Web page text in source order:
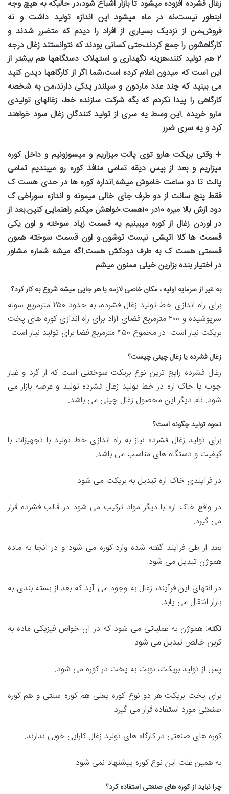
زغال فشرده افزوده میشود تا بازار اشباع شود،در حالیکه به هیچ وجه
اینطور نیست،نه در ماه میشود این اندازه تولید داشت و نه
فروش،من از نزدیک بسیاری از افراد را دیدم که متضرر شدند و
کارگاهشون را جمع کردند،حتی کسانی بودند که نتوانستند زغال درجه
۲ هم تولید کنند،هزینه نگهداری و استهلاک دستگاهها هم بیشتر از
این است که میدون اعلام کرده است،شما اگر از کارگاهها دیدن کنید
می بینید که چند عدد ماردون و سیلندر یدکی دارند،من به شخصه
کارگاهی را پیدا نکردم که بگه شرکت سازنده خط، زغالهای تولیدی
مارو خریده .این وسط یه سری از تولید کنندگان زغال سود خواهند
کرد و یه سری ضرر
+وقتی بریکت هارو توی پالت میزاریم و میسوزونیم و داخل کوره
میزاریم و بعد از بیس دیقه تمامی منافذ کوره رو میبندیم تمامی
پالت تا دو ساعت خاموش میشه.انداره کوره ها در حدی هست ک
فقط پنج سانت از دو طرف جای خالی میمونه و اندازه سوراخی ک
دود ازش بالا میره۱۰در۱۰هست.خواهش میکنم راهنمایی کنین.بعد از
در اوردن زغال از کوره میبینیم یه قسمت زیاد سوخته و اون یکی
قسمت ها کلا اتیشی نیست توشون.و اون قسمت سوخته همون
قسمتی هست ک به طرف دودکش هست.اگه میشه شماره مشاور
در اختیار بنده بزارین خیلی ممنون میشم
به غیر از سرمایه اولیه ، مکان خاصی لازمه یا هر جایی میشه شروع به کار کرد؟
برای راه اندازی خط تولید زغال فشرده، به حدود ۲۵۰ مترمربع سوله
سرپوشیده و ۲۰۰ مترمربع فضای آزاد برای راه اندازی کوره های پخت
بریکت نیاز است. در مجموع ۴۵۰ مترمربع فضا برای تولید نیاز است.
زغال فشرده یا زغال چینی چیست؟
زغال فشرده رایج ترین نوع بریکت سوختنی است که از گرد و غبار
چوب یا خاک اره در خط تولید زغال فشرده تولید و عرضه بازار می
شود. نام دیگر این محصول زغال چینی می باشد.
نحوه تولید چگونه است؟
برای تولید زغال فشرده نیاز به راه اندازی خط تولید با تجهیزات با
کیفیت و دستگاه های مناسب می باشد.
در فرآیندی خاک اره تبدیل به بریکت می شود.
در واقع خاک اره با دیگر مواد ترکیب می شود در قالب فشرده قرار
می گیرد.
بعد از طی فرآیند گفته شده وارد کوره می شود و در آنجا به ماده
هموژن تبدیل می شود.
در انتهای این فرآیند، زغال به وجود می آید که بعد از بسته بندی به
بازار انتقال می یابد.
نکته: هموژن به عملیاتی می شود که در آن خواص فیزیکی ماده به
کربن خالص تبدیل می شود.
پس از تولید بریکت، نوبت به پخت در کوره می شود.
برای پخت بریکت هر دو نوع کوره یعنی هم کوره سنتی و هم کوره
صنعتی مورد استفاده قرار می گیرد.
کوره های صنعتی در کارگاه های تولید زغال کارایی خوبی ندارند.
به همین علت این نوع کوره پیشنهاد نمی شود.
چرا نباید از کوره های صنعتی استفاده کرد؟